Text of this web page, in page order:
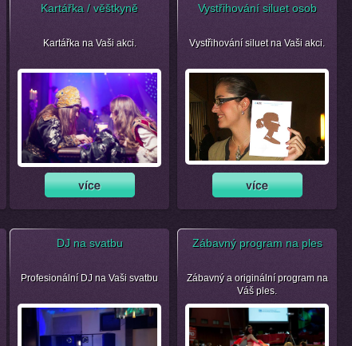
Kartářka / věštkyně
Kartářka na Vaši akci.
Vystřihování siluet osob
Vystřihování siluet na Vaši akci.
DJ na svatbu
Profesionální DJ na Vaši svatbu
Zábavný program na ples
Zábavný a originální program na
Váš ples.